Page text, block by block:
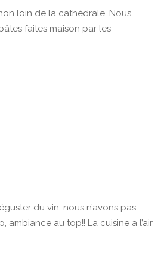
loin de la cathédrale. Nous
faites maison par les
du vin, nous n’avons pas
ambiance au top!! La cuisine a l’air